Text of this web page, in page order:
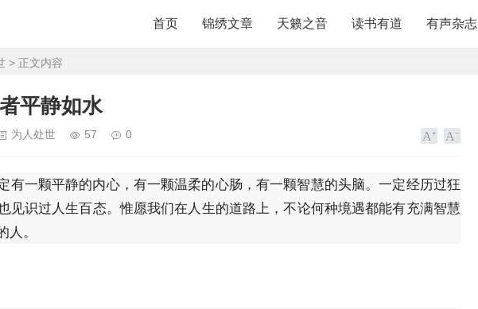
首页 锦绣文章 天籁之音 读书有道 有声杂志
> 正文内容
平静如水
为人处世 57 0
有一颗平静的内心，有一颗温柔的心肠，有一颗智慧的头脑。一定经历过狂
见识过人生百态。惟愿我们在人生的道路上，不论何种境遇都能有充满智慧
。